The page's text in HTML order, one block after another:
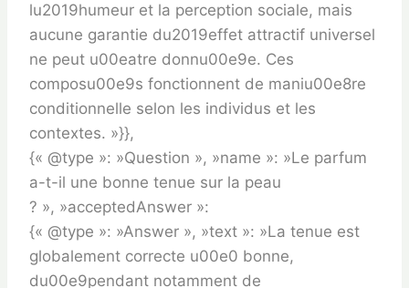
lu2019humeur et la perception sociale, mais
aucune garantie du2019effet attractif universel
ne peut u00eatre donnu00e9e. Ces
composu00e9s fonctionnent de maniu00e8re
conditionnelle selon les individus et les
contextes. »}},
{« @type »: »Question », »name »: »Le parfum
a-t-il une bonne tenue sur la peau
? », »acceptedAnswer »:
{« @type »: »Answer », »text »: »La tenue est
globalement correcte u00e0 bonne,
du00e9pendant notamment de